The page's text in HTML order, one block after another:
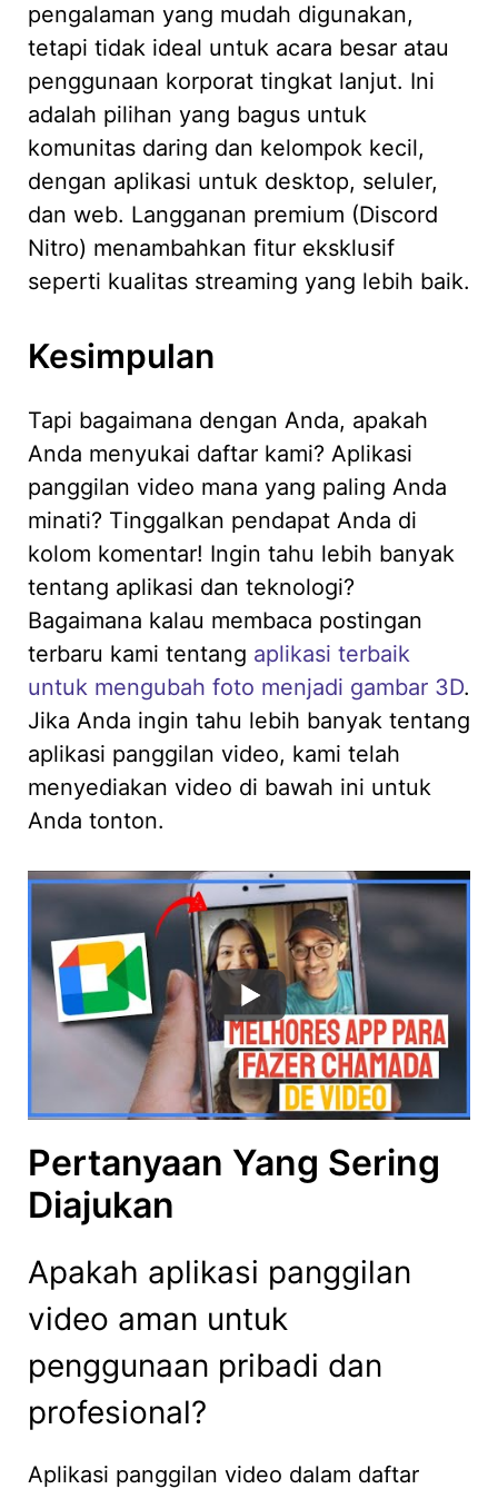
pengalaman yang mudah digunakan,
tetapi tidak ideal untuk acara besar atau
penggunaan korporat tingkat lanjut. Ini
adalah pilihan yang bagus untuk
komunitas daring dan kelompok kecil,
dengan aplikasi untuk desktop, seluler,
dan web. Langganan premium (Discord
Nitro) menambahkan fitur eksklusif
seperti kualitas streaming yang lebih baik.
Kesimpulan
Tapi bagaimana dengan Anda, apakah
Anda menyukai daftar kami? Aplikasi
panggilan video mana yang paling Anda
minati? Tinggalkan pendapat Anda di
kolom komentar! Ingin tahu lebih banyak
tentang aplikasi dan teknologi?
Bagaimana kalau membaca postingan
terbaru kami tentang aplikasi terbaik
untuk mengubah foto menjadi gambar 3D.
Jika Anda ingin tahu lebih banyak tentang
aplikasi panggilan video, kami telah
menyediakan video di bawah ini untuk
Anda tonton.
Pertanyaan Yang Sering
Diajukan
Apakah aplikasi panggilan
video aman untuk
penggunaan pribadi dan
profesional?
Aplikasi panggilan video dalam daftar